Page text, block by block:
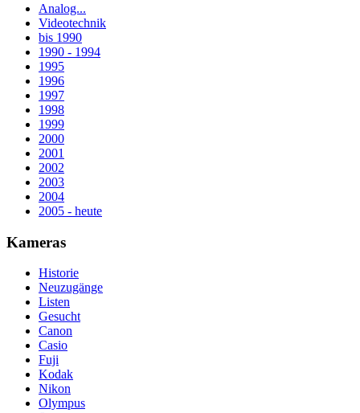
Analog...
Videotechnik
bis 1990
1990 - 1994
1995
1996
1997
1998
1999
2000
2001
2002
2003
2004
2005 - heute
Kameras
Historie
Neuzugänge
Listen
Gesucht
Canon
Casio
Fuji
Kodak
Nikon
Olympus